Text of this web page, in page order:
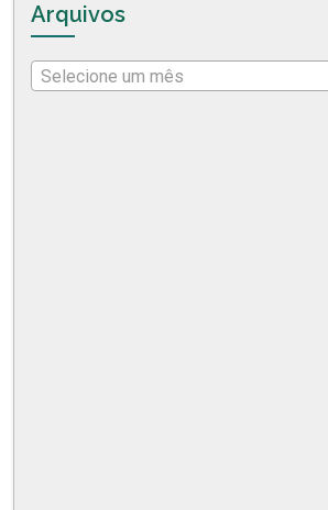
Arquivos
Selecione um mês